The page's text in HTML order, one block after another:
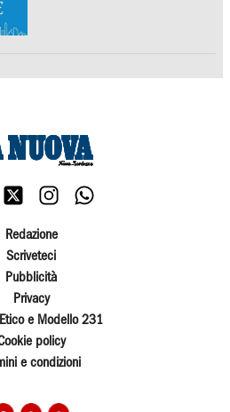
Redazione
Scriveteci
Pubblicità
Privacy
e Modello 231
policy
e condizioni